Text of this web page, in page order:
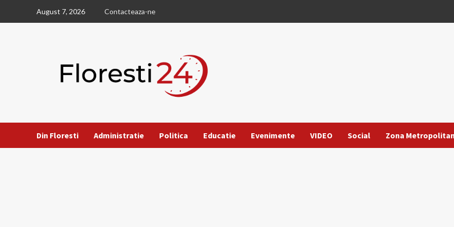
August 7, 2026 Contacteaza-ne
Din Floresti Administratie Politica Educatie Evenimente VIDEO Social Zona